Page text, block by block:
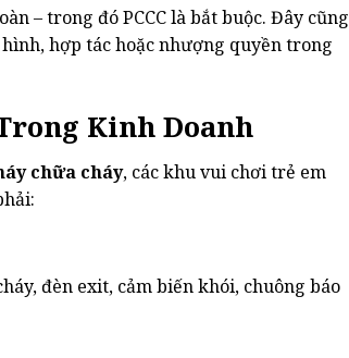
– trong đó PCCC là bắt buộc. Đây cũng
hợp tác hoặc nhượng quyền trong
Kinh Doanh
chữa cháy, các khu vui chơi trẻ em
đèn exit, cảm biến khói, chuông báo